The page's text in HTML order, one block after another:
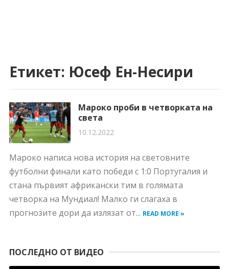
Етикет: Юсеф Ен-Несири
Мароко проби в четворката на
света
10.12.2022
Мароко написа нова история на световните
футболни финали като победи с 1:0 Португалия и
стана първият африкански тим в голямата
четворка на Мундиал! Малко ги слагаха в
прогнозите дори да излязат от... READ MORE »
ПОСЛЕДНО ОТ ВИДЕО